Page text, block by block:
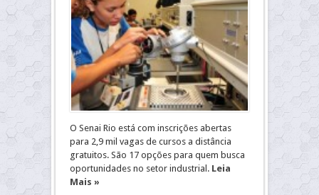
O Senai Rio está com inscrições abertas
para 2,9 mil vagas de cursos a distância
gratuitos. São 17 opções para quem busca
oportunidades no setor industrial. Leia
Mais »